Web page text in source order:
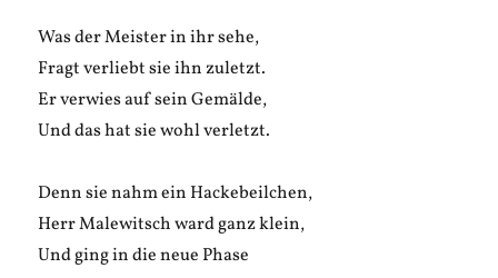
Was der Meister in ihr sehe,
Fragt verliebt sie ihn zuletzt.
Er verwies auf sein Gemälde,
Und das hat sie wohl verletzt.
Denn sie nahm ein Hackebeilchen,
Herr Malewitsch ward ganz klein,
Und ging in die neue Phase